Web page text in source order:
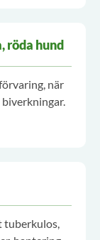
röda hund
när
biverkningar.
tuberkulos,